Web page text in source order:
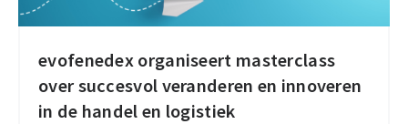
evofenedex organiseert masterclass
over succesvol veranderen en innoveren
in de handel en logistiek
evofenedex
organiseert
masterclass